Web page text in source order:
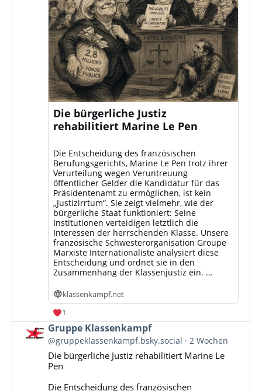
Die bürgerliche Justiz
rehabilitiert Marine Le Pen
Die Entscheidung des französischen
Berufungsgerichts, Marine Le Pen trotz ihrer
Verurteilung wegen Veruntreuung
öffentlicher Gelder die Kandidatur für das
Präsidentenamt zu ermöglichen, ist kein
„Justizirrtum“. Sie zeigt vielmehr, wie der
bürgerliche Staat funktioniert: Seine
Institutionen verteidigen letztlich die
Interessen der herrschenden Klasse. Unsere
französische Schwesterorganisation Groupe
Marxiste Internationaliste analysiert diese
Entscheidung und ordnet sie in den
Zusammenhang der Klassenjustiz ein. …
klassenkampf.net
1
Beitrag
von
Gruppe
Klassenkampf
Bluesky
Gruppe Klassenkampf
@gruppeklassenkampf.bsky.social 2 Wochen
Die bürgerliche Justiz rehabilitiert Marine Le
Pen
Die Entscheidung des französischen